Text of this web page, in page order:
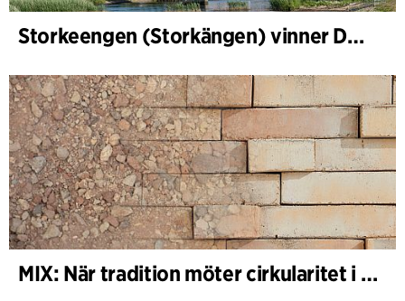
Storkeengen (Storkängen) vinner DANVAs Klimatpris 2025 och bygger vidare på ett tidigare arkitektoniskt erkännande
MIX: När tradition möter cirkularitet i arkitekturen